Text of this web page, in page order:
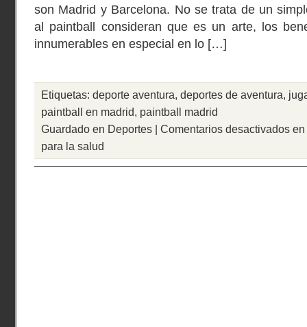
son Madrid y Barcelona. No se trata de un
al paintball consideran que es un arte, los
innumerables en especial en lo […]
Etiquetas: deporte aventura, deportes de aventura,
paintball en madrid, paintball madrid
Guardado en Deportes | Comentarios desactivados en
para la salud